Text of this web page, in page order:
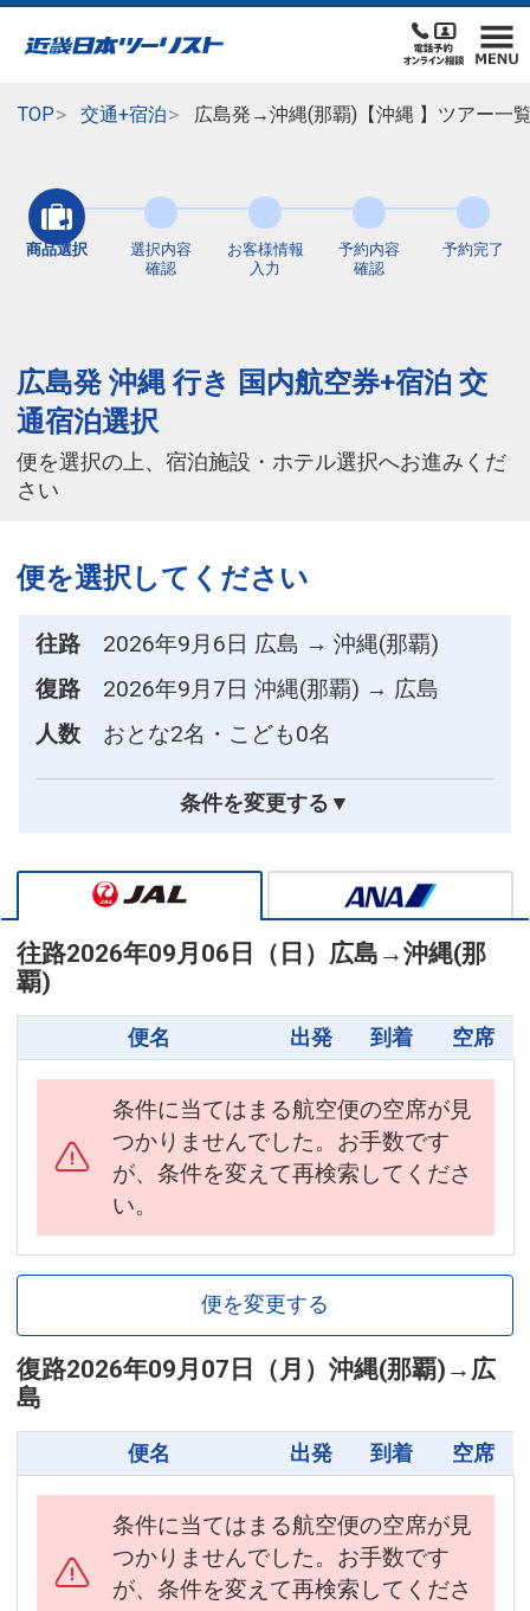
TOP 交通+宿泊 広島発→沖縄(那覇)【沖縄 】ツアー一
商品選択
選択内容
確認
お客様情報
入力
予約内容
確認
予約完了
広島発 沖縄 行き 国内航空券+宿泊 交
通宿泊選択
便を選択の上、宿泊施設・ホテル選択へお進みくだ
さい
便を選択してください
往路
2026年9月6日 広島 → 沖縄(那覇)
復路
2026年9月7日 沖縄(那覇) → 広島
人数
おとな2名・こども0名
条件を変更する▼
往路2026年09月06日（日） 広島 →沖縄(那
覇)
便名 出発 到着 空席
条件に当てはまる航空便の空席が見
つかりませんでした。お手数です
が、条件を変えて再検索してくださ
い。
便を変更する
復路2026年09月07日（月） 沖縄(那覇) → 広
島
便名 出発 到着 空席
条件に当てはまる航空便の空席が見
つかりませんでした。お手数です
が、条件を変えて再検索してくださ